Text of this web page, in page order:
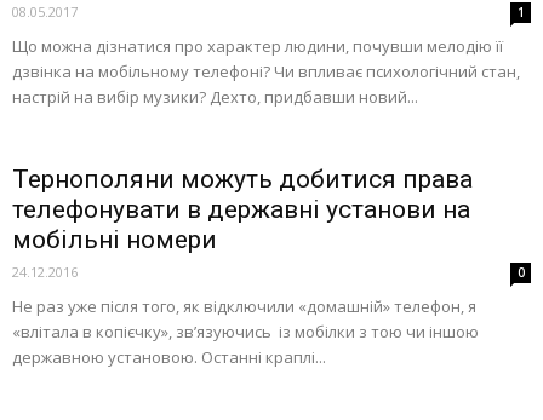
08.05.2017 1
Що можна дізнатися про характер людини, почувши мелодію її
дзвінка на мобільному телефоні? Чи впливає психологічний стан,
настрій на вибір музики? Дехто, придбавши новий...
Тернополяни можуть добитися права
телефонувати в державні установи на
мобільні номери
24.12.2016 0
Не раз уже після того, як відключили «домашній» телефон, я
«влітала в копієчку», зв’язуючись із мобілки з тою чи іншою
державною установою. Останні краплі...